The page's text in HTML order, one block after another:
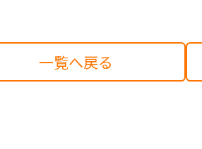
一覧へ戻る